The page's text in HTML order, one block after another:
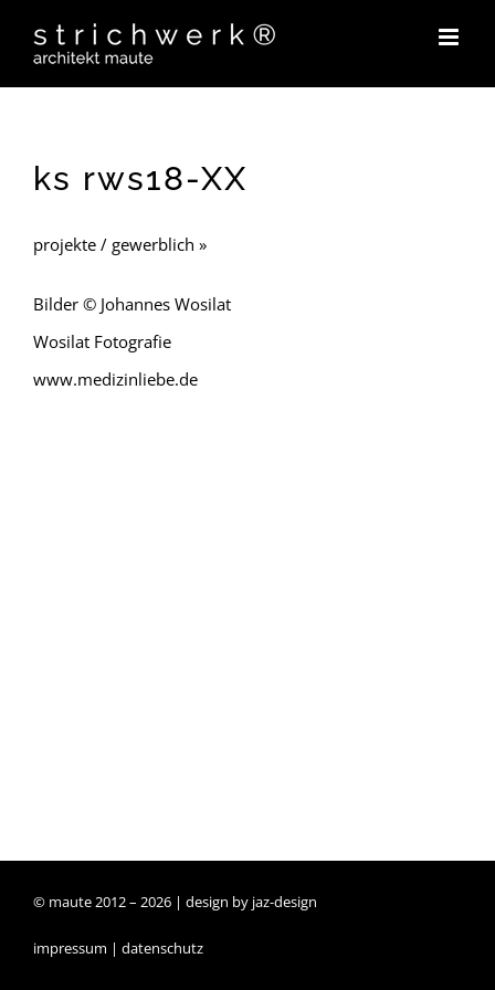
Inhalt
springen
ks rws18-XX
projekte / gewerblich »
Bilder © Johannes Wosilat
Wosilat Fotografie
www.medizinliebe.de
© maute 2012 – 2026 | design by jaz-design
impressum | datenschutz